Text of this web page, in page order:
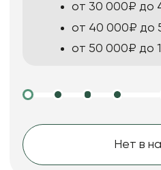
от 30 000₽ до
от 40 000₽ до
от 50 000₽ до
Нет в